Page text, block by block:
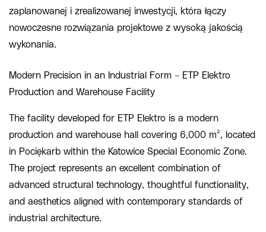
zaplanowanej i zrealizowanej inwestycji, która łączy
nowoczesne rozwiązania projektowe z wysoką jakością
wykonania.
Modern Precision in an Industrial Form – ETP Elektro
Production and Warehouse Facility
The facility developed for ETP Elektro is a modern
production and warehouse hall covering 6,000 m², located
in Pociękarb within the Katowice Special Economic Zone.
The project represents an excellent combination of
advanced structural technology, thoughtful functionality,
and aesthetics aligned with contemporary standards of
industrial architecture.